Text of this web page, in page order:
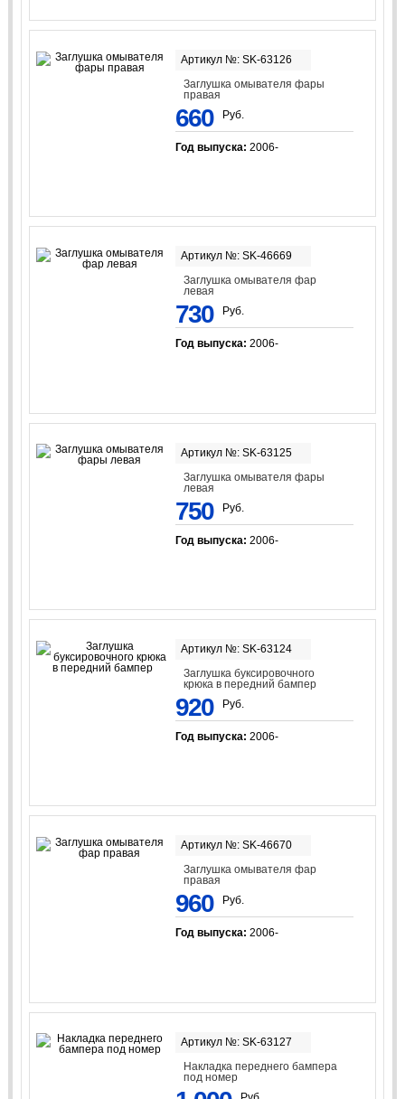
Артикул №: SK-63126
Заглушка омывателя фары
правая
660 Руб.
Год выпуска: 2006-
Артикул №: SK-46669
Заглушка омывателя фар
левая
730 Руб.
Год выпуска: 2006-
Артикул №: SK-63125
Заглушка омывателя фары
левая
750 Руб.
Год выпуска: 2006-
Артикул №: SK-63124
Заглушка буксировочного
крюка в передний бампер
920 Руб.
Год выпуска: 2006-
Артикул №: SK-46670
Заглушка омывателя фар
правая
960 Руб.
Год выпуска: 2006-
Артикул №: SK-63127
Накладка переднего бампера
под номер